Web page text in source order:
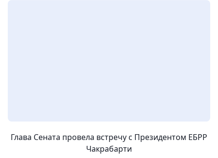
Глава Сената провела встречу с Президентом ЕБРР
Чакрабарти